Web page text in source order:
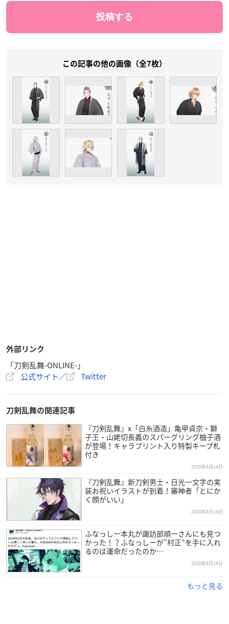
この記事の他の画像（全7枚）
外部リンク
「刀剣乱舞-ONLINE-」
公式サイト／ Twitter
刀剣乱舞の関連記事
『刀剣乱舞』x「白糸酒造」亀甲貞宗・獅
子王・山姥切長義のスパーグリング柚子酒
が登場！キャラプリント入り特製キープ札
付き
2020年8月14日
『刀剣乱舞』新刀剣男士・日光一文字の実
装お祝いイラストが到着！審神者「とにか
く顔がいい」
2020年8月14日
ふなっしー本丸が諏訪部順一さんにも見つ
かった！？ふなっしーが”村正”を手に入れ
るのは運命だったのか…
2020年8月14日
もっと見る